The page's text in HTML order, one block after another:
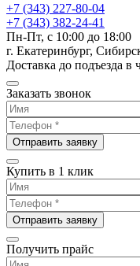
+7 (343) 227-80-04
+7 (343) 382-24-41
Пн-Пт, с 10:00 до 18:00
г. Екатеринбург,
Доставка до подъезда в
Заказать звонок
Отправить заявку
Купить в 1 клик
Отправить заявку
Получить прайс